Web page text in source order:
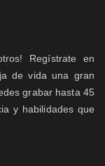
Regístrate en
de vida una gran
grabar hasta 45
y habilidades que